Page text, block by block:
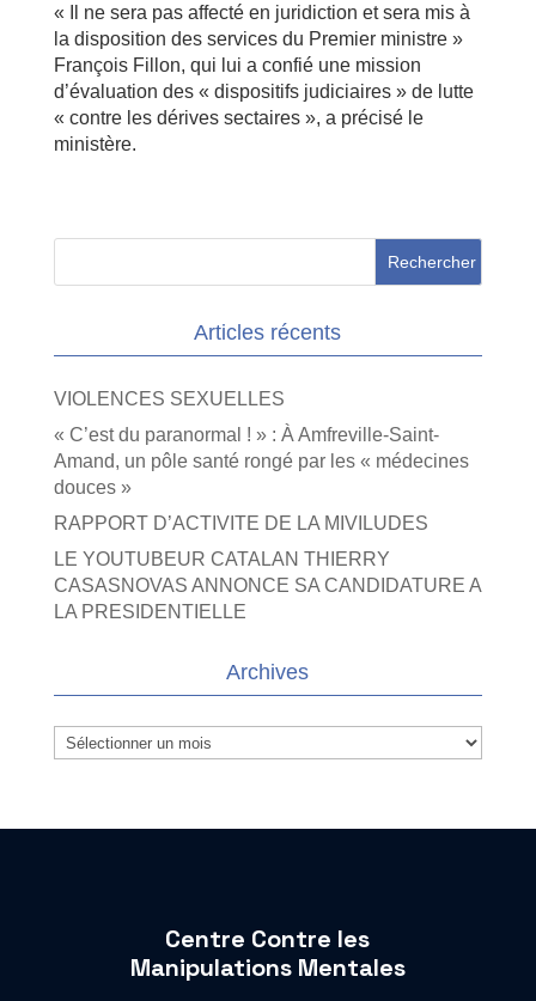
« Il ne sera pas affecté en juridiction et sera mis à
la disposition des services du Premier ministre »
François Fillon, qui lui a confié une mission
d’évaluation des « dispositifs judiciaires » de lutte
« contre les dérives sectaires », a précisé le
ministère.
Articles récents
VIOLENCES SEXUELLES
« C’est du paranormal ! » : À Amfreville-Saint-
Amand, un pôle santé rongé par les « médecines
douces »
RAPPORT D’ACTIVITE DE LA MIVILUDES
LE YOUTUBEUR CATALAN THIERRY
CASASNOVAS ANNONCE SA CANDIDATURE A
LA PRESIDENTIELLE
Archives
Archives
Centre Contre les
Manipulations Mentales